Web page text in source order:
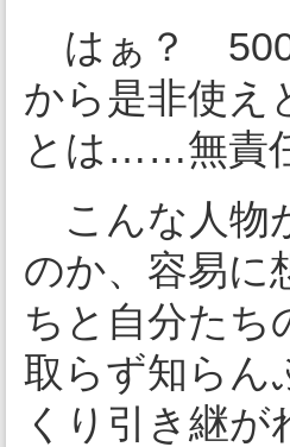
はぁ？ 500
から是非使え
とは……無責
こんな人物
のか、容易に
ちと自分たち
取らず知らん
くり引き継